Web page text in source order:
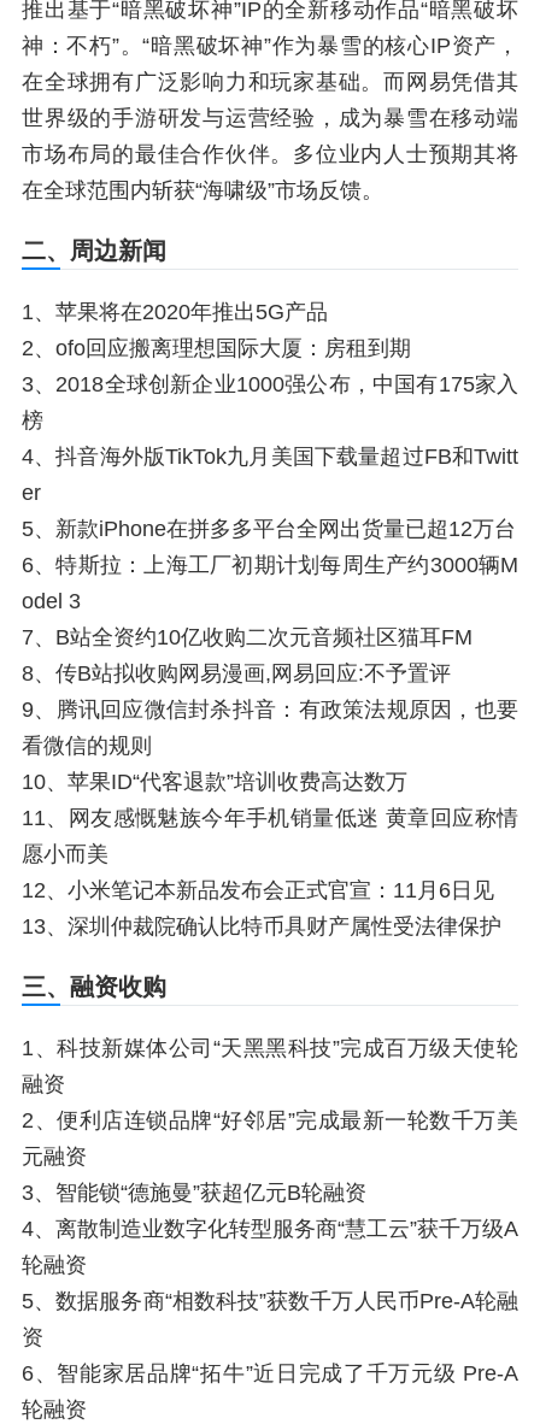
推出基于“暗黑破坏神”IP的全新移动作品“暗黑破坏
神：不朽”。“暗黑破坏神”作为暴雪的核心IP资产，
在全球拥有广泛影响力和玩家基础。而网易凭借其
世界级的手游研发与运营经验，成为暴雪在移动端
市场布局的最佳合作伙伴。多位业内人士预期其将
在全球范围内斩获“海啸级”市场反馈。
二、周边新闻
1、苹果将在2020年推出5G产品
2、ofo回应搬离理想国际大厦：房租到期
3、2018全球创新企业1000强公布，中国有175家入
榜
4、抖音海外版TikTok九月美国下载量超过FB和Twitt
er
5、新款iPhone在拼多多平台全网出货量已超12万台
6、特斯拉：上海工厂初期计划每周生产约3000辆M
odel 3
7、B站全资约10亿收购二次元音频社区猫耳FM
8、传B站拟收购网易漫画,网易回应:不予置评
9、腾讯回应微信封杀抖音：有政策法规原因，也要
看微信的规则
10、苹果ID“代客退款”培训收费高达数万
11、网友感慨魅族今年手机销量低迷 黄章回应称情
愿小而美
12、小米笔记本新品发布会正式官宣：11月6日见
13、深圳仲裁院确认比特币具财产属性受法律保护
三、融资收购
1、科技新媒体公司“天黑黑科技”完成百万级天使轮
融资
2、便利店连锁品牌“好邻居”完成最新一轮数千万美
元融资
3、智能锁“德施曼”获超亿元B轮融资
4、离散制造业数字化转型服务商“慧工云”获千万级A
轮融资
5、数据服务商“相数科技”获数千万人民币Pre-A轮融
资
6、智能家居品牌“拓牛”近日完成了千万元级 Pre-A
轮融资